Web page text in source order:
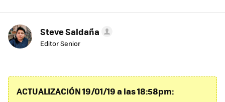
Steve Saldaña
Editor Senior
ACTUALIZACIÓN 19/01/19 a las 18:58pm: